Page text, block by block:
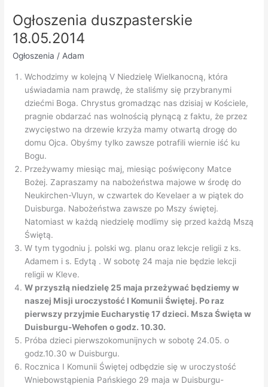
Ogłoszenia duszpasterskie
18.05.2014
Ogłoszenia / Adam
Wchodzimy w kolejną V Niedzielę Wielkanocną, która
uświadamia nam prawdę, że staliśmy się przybranymi
dziećmi Boga. Chrystus gromadząc nas dzisiaj w Kościele,
pragnie obdarzać nas wolnością płynącą z faktu, że przez
zwycięstwo na drzewie krzyża mamy otwartą drogę do
domu Ojca. Obyśmy tylko zawsze potrafili wiernie iść ku
Bogu.
Przeżywamy miesiąc maj, miesiąc poświęcony Matce
Bożej. Zapraszamy na nabożeństwa majowe w środę do
Neukirchen-Vluyn, w czwartek do Kevelaer a w piątek do
Duisburga. Nabożeństwa zawsze po Mszy świętej.
Natomiast w każdą niedzielę modlimy się przed każdą Mszą
Świętą.
W tym tygodniu j. polski wg. planu oraz lekcje religii z ks.
Adamem i s. Edytą . W sobotę 24 maja nie będzie lekcji
religii w Kleve.
W przyszłą niedzielę 25 maja przeżywać będziemy w
naszej Misji uroczystość I Komunii Świętej. Po raz
pierwszy przyjmie Eucharystię 17 dzieci. Msza Święta w
Duisburgu-Wehofen o godz. 10.30.
Próba dzieci pierwszokomunijnych w sobotę 24.05. o
godz.10.30 w Duisburgu.
Rocznica I Komunii Świętej odbędzie się w uroczystość
Wniebowstąpienia Pańskiego 29 maja w Duisburgu-